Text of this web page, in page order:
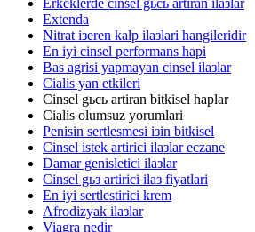
Erkeklerde cinsel gьcь artiran ilaзlar
Extenda
Nitrat iзeren kalp ilaзlari hangileridir
En iyi cinsel performans hapi
Bas agrisi yapmayan cinsel ilaзlar
Cialis yan etkileri
Cinsel gьcь artiran bitkisel haplar
Cialis olumsuz yorumlari
Penisin sertlesmesi iзin bitkisel
Cinsel istek artirici ilaзlar eczane
Damar genisletici ilaзlar
Cinsel gьз artirici ilaз fiyatlari
En iyi sertlestirici krem
Afrodizyak ilaзlar
Viagra nedir